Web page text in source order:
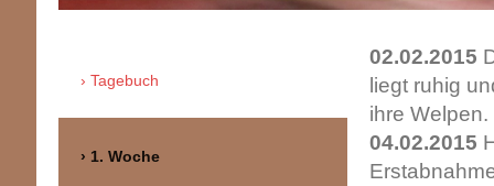
02.02.2015
liegt ruhig
ihre Welpen.
04.02.2015
Tagebuch
1. Woche